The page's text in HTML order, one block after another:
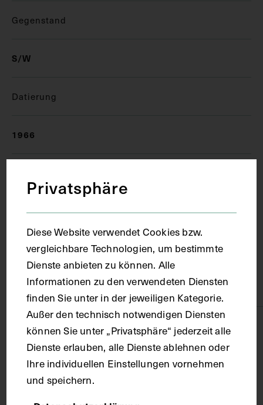
Gegenstand
S/W
Datierung
1966
Wien
Material
Papier
Technik
Fotografie
Maße
Privatsphäre
Diese Website verwendet Cookies bzw.
vergleichbare Technologien, um bestimmte
Dienste anbieten zu können. Alle
Informationen zu den verwendeten Diensten
finden Sie unter in der jeweiligen Kategorie.
Außer den technisch notwendigen Diensten
können Sie unter „Privatsphäre“ jederzeit alle
Dienste erlauben, alle Dienste ablehnen oder
Ihre individuellen Einstellungen vornehmen
und speichern.